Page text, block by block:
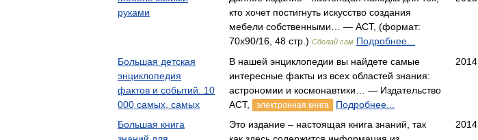
руками
кто хочет постигнуть искусство создания
мебели собственными… — АСТ, (формат:
70x90/16, 48 стр.) Сделай сам Подробнее...
Большая детская
энциклопедия
фактов и событий. 10
000 самых, самых
В нашей энциклопедии вы найдете самые
интересные факты из всех областей знания:
астрономии и космонавтики… — Издательство
АСТ,
электронная книга Подробнее...
2014
Большая книга
Это издание – настоящая книга знаний, так
2014